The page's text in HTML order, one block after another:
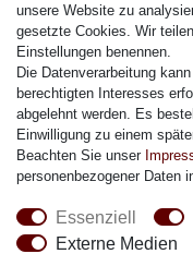
J. Lemans Armband
Uhrenarmbänder - Alle
Sicherheit
Social Media
unsere Website zu
gesetzte Cookies. Wir
Einstellungen benennen.
Die Datenverarbeitung
berechtigten Interesses
abgelehnt werden. Es
Einwilligung zu einem
Beachten Sie unser
personenbezogener Daten
Essenziell
Externe Medien